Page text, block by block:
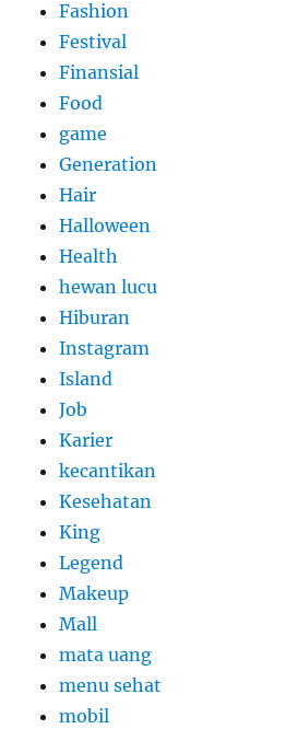
Fashion
Festival
Finansial
Food
game
Generation
Hair
Halloween
Health
hewan lucu
Hiburan
Instagram
Island
Job
Karier
kecantikan
Kesehatan
King
Legend
Makeup
Mall
mata uang
menu sehat
mobil